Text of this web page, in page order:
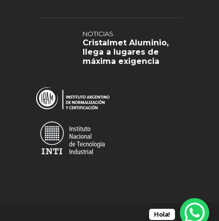
NOTICIAS
Cristalmet Aluminio,
llega a lugares de
máxima exigencia
Hola!